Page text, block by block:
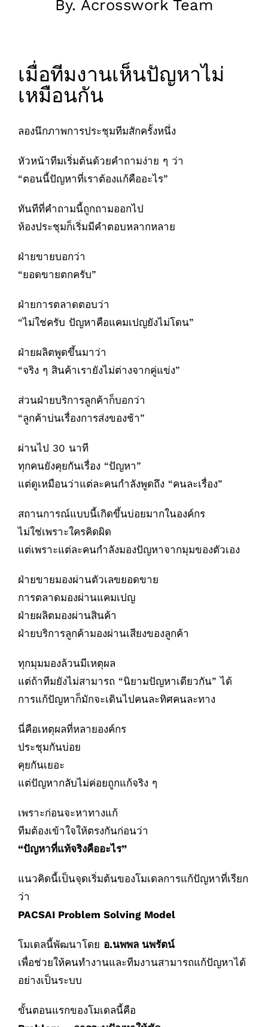
By. Acrosswork Team
เมื่อทีมงานเห็นปัญหาไม่
เหมือนกัน
ลองนึกภาพการประชุมทีมสักครั้งหนึ่ง
หัวหน้าทีมเริ่มต้นด้วยคำถามง่าย ๆ ว่า
“ตอนนี้ปัญหาที่เราต้องแก้คืออะไร”
ทันทีที่คำถามนี้ถูกถามออกไป
ห้องประชุมก็เริ่มมีคำตอบหลากหลาย
ฝ่ายขายบอกว่า
“ยอดขายตกครับ”
ฝ่ายการตลาดตอบว่า
“ไม่ใช่ครับ ปัญหาคือแคมเปญยังไม่โดน”
ฝ่ายผลิตพูดขึ้นมาว่า
“จริง ๆ สินค้าเรายังไม่ต่างจากคู่แข่ง”
ส่วนฝ่ายบริการลูกค้าก็บอกว่า
“ลูกค้าบ่นเรื่องการส่งของช้า”
ผ่านไป 30 นาที
ทุกคนยังคุยกันเรื่อง “ปัญหา”
แต่ดูเหมือนว่าแต่ละคนกำลังพูดถึง “คนละเรื่อง”
สถานการณ์แบบนี้เกิดขึ้นบ่อยมากในองค์กร
ไม่ใช่เพราะใครคิดผิด
แต่เพราะแต่ละคนกำลังมองปัญหาจากมุมของตัวเอง
ฝ่ายขายมองผ่านตัวเลขยอดขาย
การตลาดมองผ่านแคมเปญ
ฝ่ายผลิตมองผ่านสินค้า
ฝ่ายบริการลูกค้ามองผ่านเสียงของลูกค้า
ทุกมุมมองล้วนมีเหตุผล
แต่ถ้าทีมยังไม่สามารถ “นิยามปัญหาเดียวกัน” ได้
การแก้ปัญหาก็มักจะเดินไปคนละทิศคนละทาง
นี่คือเหตุผลที่หลายองค์กร
ประชุมกันบ่อย
คุยกันเยอะ
แต่ปัญหากลับไม่ค่อยถูกแก้จริง ๆ
เพราะก่อนจะหาทางแก้
ทีมต้องเข้าใจให้ตรงกันก่อนว่า
“ปัญหาที่แท้จริงคืออะไร”
แนวคิดนี้เป็นจุดเริ่มต้นของโมเดลการแก้ปัญหาที่เรียก
ว่า
PACSAI Problem Solving Model
โมเดลนี้พัฒนาโดย อ.นพพล นพรัตน์
เพื่อช่วยให้คนทำงานและทีมงานสามารถแก้ปัญหาได้
อย่างเป็นระบบ
ขั้นตอนแรกของโมเดลนี้คือ